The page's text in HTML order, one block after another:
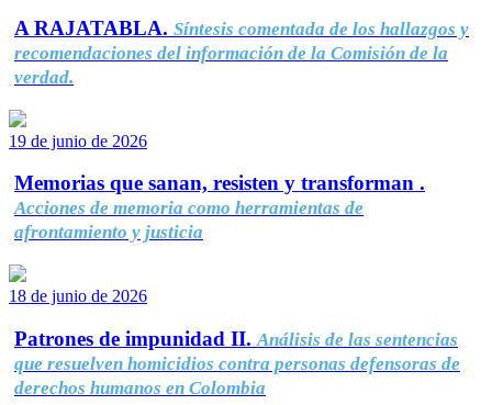
A RAJATABLA. Síntesis comentada de los hallazgos y
recomendaciones del información de la Comisión de la
verdad.
19 de junio de 2026
Memorias que sanan, resisten y transforman .
Acciones de memoria como herramientas de
afrontamiento y justicia
18 de junio de 2026
Patrones de impunidad II. Análisis de las sentencias
que resuelven homicidios contra personas defensoras de
derechos humanos en Colombia